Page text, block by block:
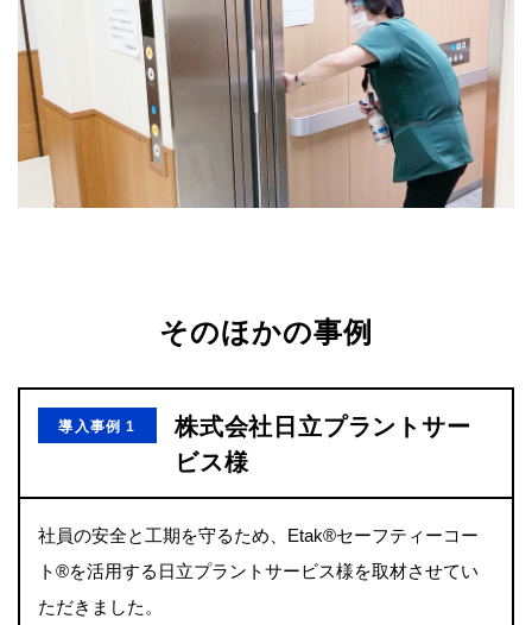
そのほかの事例
導入事例 1
株式会社日立プラントサー
ビス様
社員の安全と工期を守るため、Etak®セーフティーコー
ト®を活用する日立プラントサービス様を取材させてい
ただきました。